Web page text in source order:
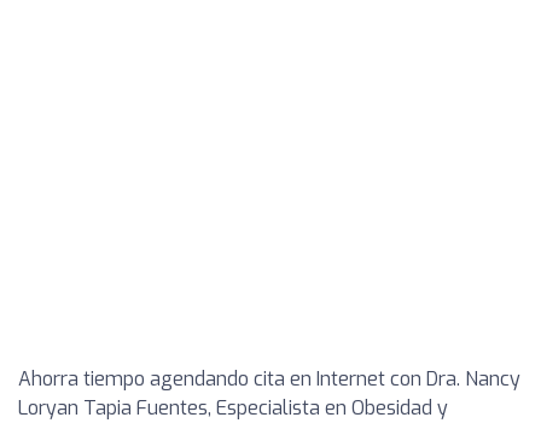
Ahorra tiempo agendando cita en Internet con Dra. Nancy
Loryan Tapia Fuentes, Especialista en Obesidad y